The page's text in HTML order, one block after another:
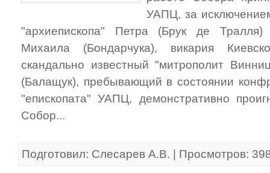
УАПЦ, за
"архиепископа" Петра (Брук де Тралля)
Михаила (Бондарчука), викария
скандально известный "митрополит
(Балащук), пребывающий в состоянии
"епископата" УАПЦ, демонстративно
Собор...
Подготовил: Слесарев А.В. | Просмотров: